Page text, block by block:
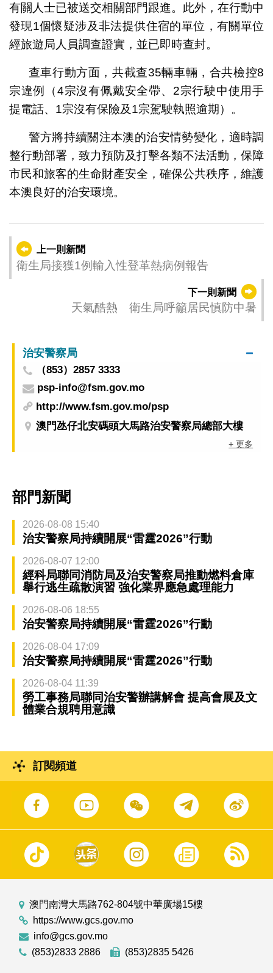
有關人士已被送交相關部門跟進。此外，在行動中
發現1個懷疑涉及非法提供住宿的單位，有關單位
經旅遊局人員調查證實，並已即時查封。
查車行動方面，共截查35輛車輛，合共檢控8
宗違例（4宗沒有佩戴安全帶、2宗行駛中使用手
提電話、1宗沒有保險及1宗駕駛執照逾期）。
警方將持續關注本澳的治安情勢變化，適時調
整行動部署，致力預防及打擊各類不法活動，保障
市民和旅客的生命財產安全，確保公共秩序，維護
本澳良好的治安環境。
上一則新聞
衛生局接獲1例輸入性登革熱病例報告
下一則新聞
天氣酷熱 衛生局呼籲居民慎防中暑
治安警察局
（853）2857 3333
psp-info@fsm.gov.mo
http://www.fsm.gov.mo/psp
澳門氹仔北安碼頭大馬路治安警察局總部大樓
+ 更多
部門新聞
2026-08-08 15:40
治安警察局持續開展“雷霆2026”行動
2026-08-07 12:00
經科局聯同消防局及治安警察局推動燃料倉庫
舉行逃生疏散演習 強化業界應急處理能力
2026-08-06 18:55
治安警察局持續開展“雷霆2026”行動
2026-08-04 17:09
治安警察局持續開展“雷霆2026”行動
2026-08-04 11:39
勞工事務局聯同治安警辦講解會 提高會展及文
體業合規聘用意識
訂閱頻道
澳門南灣大馬路762-804號中華廣場15樓
https://www.gcs.gov.mo
info@gcs.gov.mo
(853)2833 2886
(853)2835 5426